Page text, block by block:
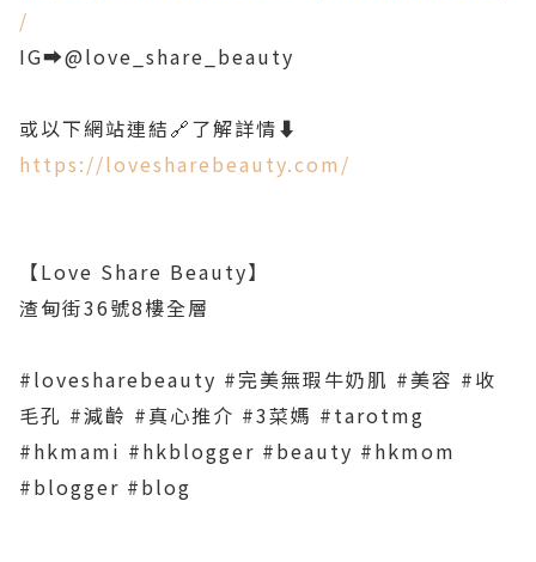
/
IG➡️@love_share_beauty
或以下網站連結🔗了解詳情⬇️
https://lovesharebeauty.com/
【Love Share Beauty】
渣甸街36號8樓全層
#lovesharebeauty #完美無瑕牛奶肌 #美容 #收
毛孔 #減齡 #真心推介 #3菜媽 #tarotmg
#hkmami #hkblogger #beauty #hkmom
#blogger #blog